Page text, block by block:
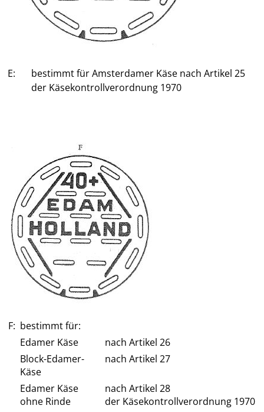
E:
bestimmt für Amsterdamer Käse nach Artikel 25
der Käsekontrollverordnung 1970
F: bestimmt für:
Edamer Käse
nach Artikel 26
Block-Edamer-
Käse
nach Artikel 27
Edamer Käse
ohne Rinde
nach Artikel 28
der Käsekontrollverordnung 1970